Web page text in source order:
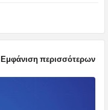
Εμφάνιση περισσότερων